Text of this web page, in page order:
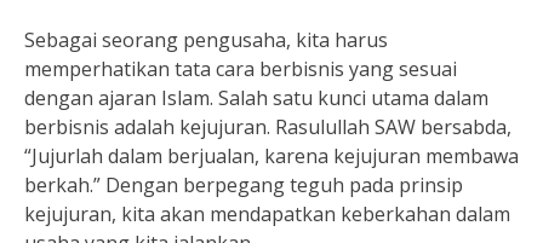
Sebagai seorang pengusaha, kita harus
memperhatikan tata cara berbisnis yang sesuai
dengan ajaran Islam. Salah satu kunci utama dalam
berbisnis adalah kejujuran. Rasulullah SAW bersabda,
“Jujurlah dalam berjualan, karena kejujuran membawa
berkah.” Dengan berpegang teguh pada prinsip
kejujuran, kita akan mendapatkan keberkahan dalam